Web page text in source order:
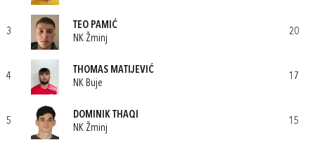
3
TEO PAMIĆ
NK Žminj
20
4
THOMAS MATIJEVIĆ
NK Buje
17
5
DOMINIK THAQI
NK Žminj
15